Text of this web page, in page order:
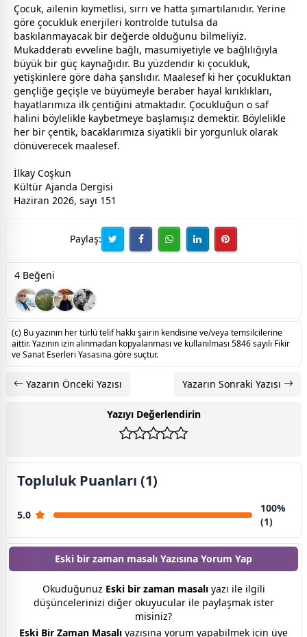
Çocuk, ailenin kıymetlisi, sırrı ve hatta şımartılanıdır. Yerine
göre çocukluk enerjileri kontrolde tutulsa da
baskılanmayacak bir değerde olduğunu bilmeliyiz.
Mukadderatı evveline bağlı, masumiyetiyle ve bağlılığıyla
büyük bir güç kaynağıdır. Bu yüzdendir ki çocukluk,
yetişkinlere göre daha şanslıdır. Maalesef ki her çocukluktan
gençliğe geçişle ve büyümeyle beraber hayal kırıklıkları,
hayatlarımıza ilk çentiğini atmaktadır. Çocukluğun o saf
halini böylelikle kaybetmeye başlamışız demektir. Böylelikle
her bir çentik, bacaklarımıza siyatikli bir yorgunluk olarak
dönüverecek maalesef.
İlkay Coşkun
Kültür Ajanda Dergisi
Haziran 2026, sayı 151
Paylaş:
4 Beğeni
(c) Bu yazının her türlü telif hakkı şairin kendisine ve/veya temsilcilerine
aittir. Yazının izin alınmadan kopyalanması ve kullanılması 5846 sayılı Fikir
ve Sanat Eserleri Yasasına göre suçtur.
Yazarın Önceki Yazısı Yazarın Sonraki Yazısı
Yazıyı Değerlendirin
Topluluk Puanları (1)
5.0
100%
(1)
Eski bir zaman masalı Yazısına Yorum Yap
Okuduğunuz Eski bir zaman masalıyazı ile ilgili
düşüncelerinizi diğer okuyucular ile paylaşmak ister
misiniz?
Eski Bir Zaman Masalı yazısına yorum yapabilmek için üye